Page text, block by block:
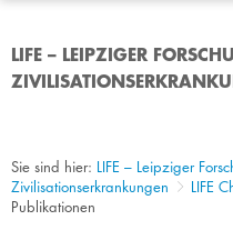
LIFE – LEIPZIGER
Sie sind hier: LIFE – Leipziger
Zivilisationserkrankungen
LIFE
Publikationen